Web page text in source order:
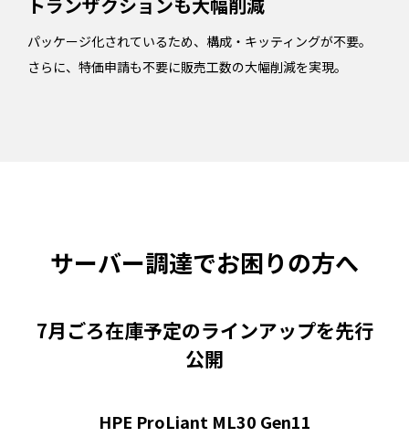
パッケージ化されているため、構成・キッティングが不要。
さらに、特価申請も不要に販売工数の大幅削減を実現。
サーバー調達でお困りの方へ
7月ごろ在庫予定のラインアップを先行
公開
HPE ProLiant ML30 Gen11